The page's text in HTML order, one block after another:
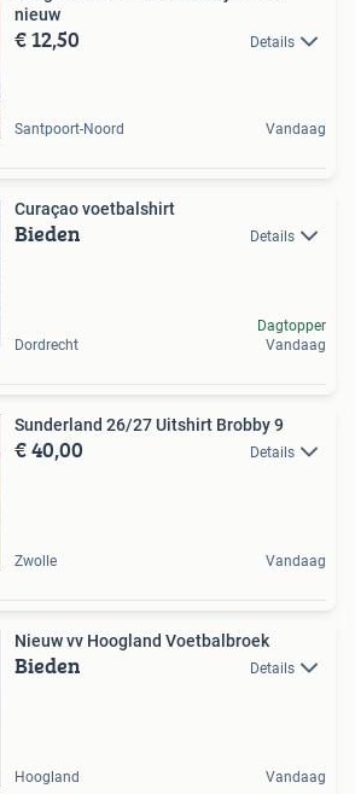
nieuw
€ 12,50 Details
Santpoort-Noord Vandaag
Curaçao voetbalshirt
Bieden Details
Dordrecht
Dagtopper
Vandaag
Sunderland 26/27 Uitshirt Brobby 9
€ 40,00 Details
Zwolle Vandaag
Nieuw vv Hoogland Voetbalbroek
Bieden Details
Hoogland Vandaag